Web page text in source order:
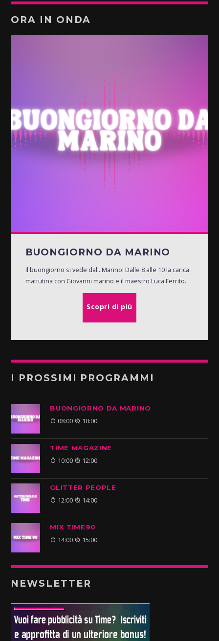
ORA IN ONDA
BUONGIORNO DA MARINO
Il buongiorno si vede dal...Marino! Dalle 8 alle 10 la carica
mattutina con Giovanni marino e il maestro Luca Ferrito.
Scopri di più
I PROSSIMI PROGRAMMI
BUONGIORNO DA MARINO
08:00 10:00
TIME MAGAZINE
10:00 12:00
GLITTER PEOPLE
12:00 14:00
MIX TIME90
14:00 15:00
NEWSLETTER